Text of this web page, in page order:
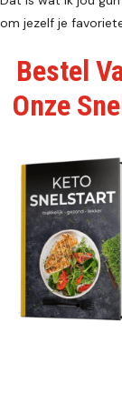
om jezelf je
Bestel
Onze